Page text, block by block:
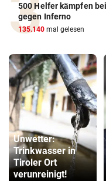
500 Helfer kämpfen
gegen Inferno
135.140 mal gelesen
Unwetter:
Trinkwasser in
Tiroler Ort
verunreinigt!